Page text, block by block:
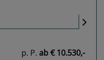
p. P. ab€ 10.530,-